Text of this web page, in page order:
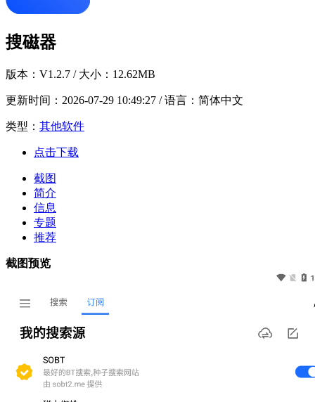
搜磁器
版本： V1.2.7 / 大小：12.62MB
更新时间： 2026-07-29 10:49:27 / 语言：简体中文
类型： 其他软件
点击下载
截图
简介
信息
专题
推荐
截图预览